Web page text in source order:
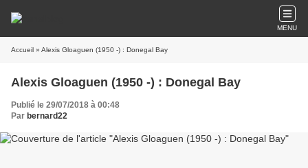
MENU
Accueil » Alexis Gloaguen (1950 -) : Donegal Bay
Alexis Gloaguen (1950 -) : Donegal Bay
Publié le 29/07/2018 à 00:48
Par bernard22